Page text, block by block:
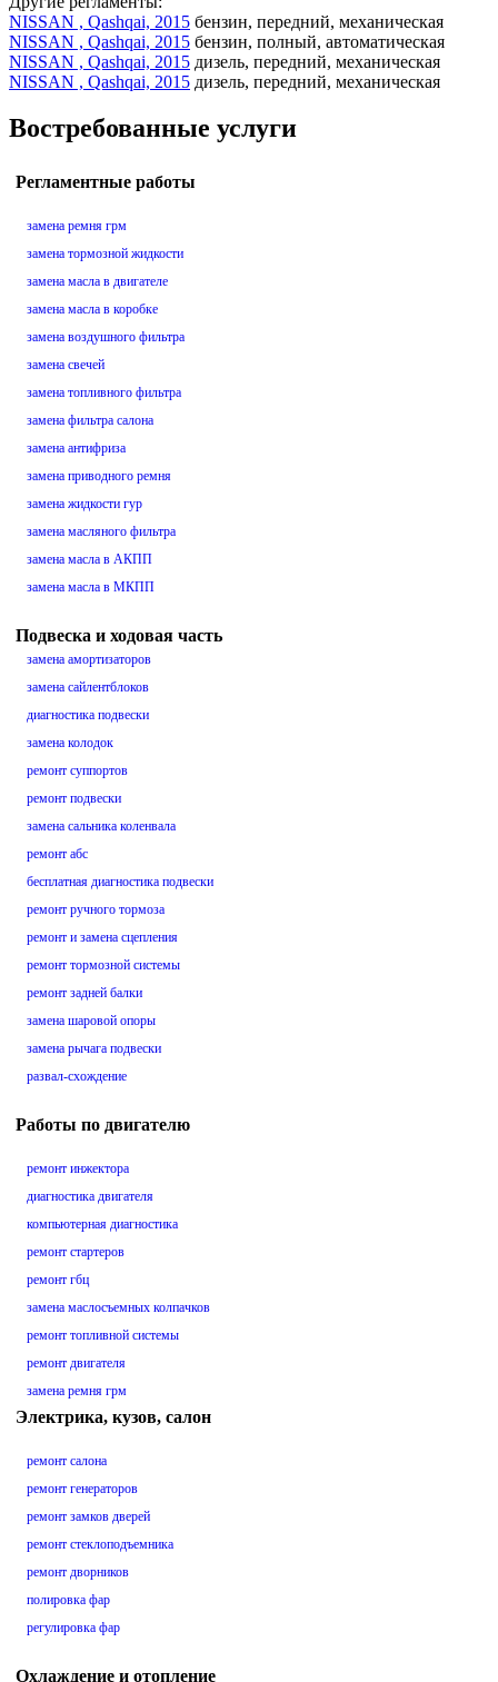
NISSAN , Qashqai, 2015 бензин, передний, механическая
NISSAN , Qashqai, 2015 бензин, полный, автоматическая
NISSAN , Qashqai, 2015 дизель, передний, механическая
NISSAN , Qashqai, 2015 дизель, передний, механическая
Востребованные услуги
Регламентные работы
замена ремня грм
замена тормозной жидкости
замена масла в двигателе
замена масла в коробке
замена воздушного фильтра
замена свечей
замена топливного фильтра
замена фильтра салона
замена антифриза
замена приводного ремня
замена жидкости гур
замена масляного фильтра
замена масла в АКПП
замена масла в МКПП
Подвеска и ходовая часть
замена амортизаторов
замена сайлентблоков
диагностика подвески
замена колодок
ремонт суппортов
ремонт подвески
замена сальника коленвала
ремонт абс
бесплатная диагностика подвески
ремонт ручного тормоза
ремонт и замена сцепления
ремонт тормозной системы
ремонт задней балки
замена шаровой опоры
замена рычага подвески
развал-схождение
Работы по двигателю
ремонт инжектора
диагностика двигателя
компьютерная диагностика
ремонт стартеров
ремонт гбц
замена маслосъемных колпачков
ремонт топливной системы
ремонт двигателя
замена ремня грм
Электрика, кузов, салон
ремонт салона
ремонт генераторов
ремонт замков дверей
ремонт стеклоподъемника
ремонт дворников
полировка фар
регулировка фар
Охлаждение и отопление